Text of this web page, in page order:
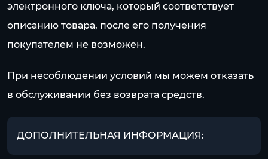
электронного ключа, который соответствует
описанию товара, после его получения
покупателем не возможен.
При несоблюдении условий мы можем отказать
в обслуживании без возврата средств.
ДОПОЛНИТЕЛЬНАЯ ИНФОРМАЦИЯ: